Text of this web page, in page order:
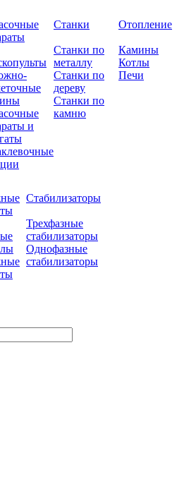
и
Станки
Станки по
металлу
Станки по
дереву
Станки по
камню
Отопление
Камины
Котлы
Печи
Стабилизаторы
Трехфазные
стабилизаторы
Однофазные
стабилизаторы